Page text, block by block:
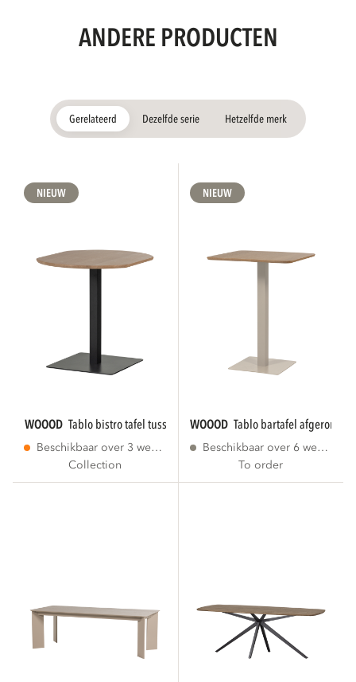
ANDERE PRODUCTEN
Gerelateerd Dezelfde serie Hetzelfde merk
NIEUW
WOOOD tablo bistro tafel tussenstuk dl...
Beschikbaar over 3 weken
Collection
NIEUW
WOOOD tablo bartafel afgeronde
Beschikbaar over 6 weken
To order